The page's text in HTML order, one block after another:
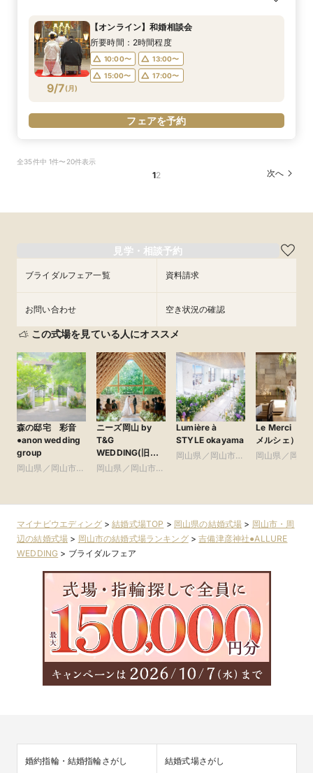
9/7(月)
【オンライン】和婚相談会
所要時間：2時間程度
10:00〜
13:00〜
15:00〜
17:00〜
フェアを予約
全35件中 1件〜20件表示
12 次へ
見学・相談予約
ブライダルフェア一覧 資料請求
お問い合わせ 空き状況の確認
この式場を見ている人にオススメ
森の邸宅 彩音
●anon wedding
group
岡山県／岡山市・
ニーズ岡山 by
T&G
WEDDING(旧
アーヴェリール迎
岡山県／岡山市・
Lumière à
STYLE okayama
岡山県／岡山市・
Le Merci（ル
メルシェ）
岡山県／岡山
マイナビウエディング>結婚式場TOP > 岡山県の結婚式場 > 岡山市・周
辺の結婚式場 > 岡山市の結婚式場ランキング>吉備津彦神社●ALLURE
WEDDING > ブライダルフェア
婚約指輪・結婚指輪さがし 結婚式場さがし